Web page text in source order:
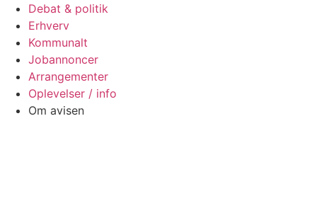
Debat & politik
Erhverv
Kommunalt
Jobannoncer
Arrangementer
Oplevelser / info
Om avisen